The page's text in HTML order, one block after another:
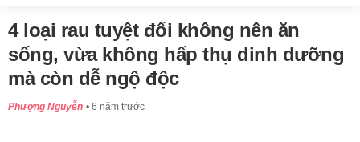
4 loại rau tuyệt đối không nên ăn
sống, vừa không hấp thụ dinh dưỡng
mà còn dễ ngộ độc
Phượng Nguyễn 6 năm trước